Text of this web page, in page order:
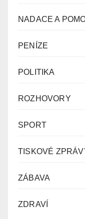
NADACE A
PENÍZE
POLITIKA
ROZHOVORY
SPORT
TISKOVÉ
ZÁBAVA
ZDRAVÍ